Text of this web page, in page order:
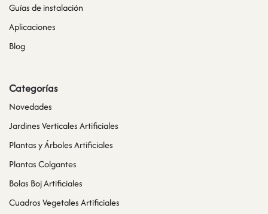
Guías de instalación
Aplicaciones
Blog
Categorías
Novedades
Jardines Verticales Artificiales
Plantas y Árboles Artificiales
Plantas Colgantes
Bolas Boj Artificiales
Cuadros Vegetales Artificiales